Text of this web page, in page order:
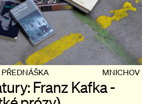
PŘEDNÁŠKA MNICHOV
Franz Kafka -